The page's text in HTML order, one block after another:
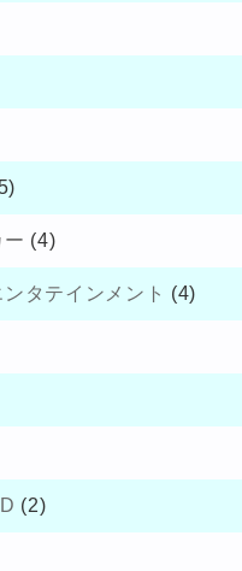
(4)
タテインメント (4)
(2)